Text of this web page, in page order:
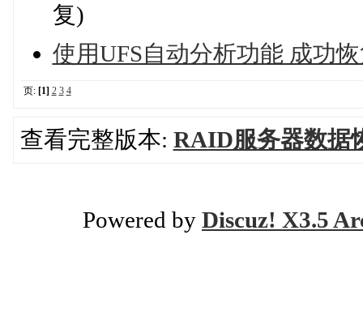
复)
使用UFS自动分析功能 成功
页: [1] 2 3 4
查看完整版本: RAID服务器数据
Powered by Discuz! X3.5